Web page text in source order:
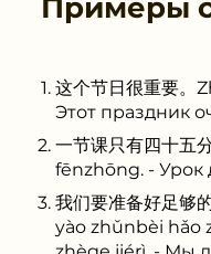
Примеры
这个节日很重要
Этот праздник
一节课只有四十五
fēnzhōng. - Урок
我们要准备好足够
yào zhǔnbèi hǎo